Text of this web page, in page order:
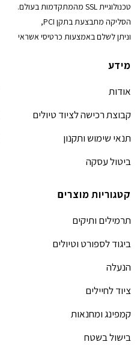
טכנולוגיית SSL מהמתקדמות בעולם.
הסליקה מתבצעת בתקן PCI,
וניתן לשלם באמצעות כרטיסי אשראי
מידע
אודות
קבוצת רכישה לציוד טיולים
תנאי שימוש ותקנון
ביטול עסקה
קטגוריות מוצרים
תרמילים ותיקים
ביגוד לספורט וטיולים
הנעלה
ציוד לחיילים
קמפינג ומחנאות
בישול בשטח